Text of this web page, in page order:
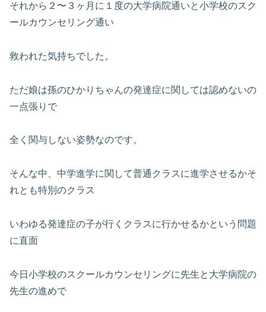
それから２〜３ヶ月に１度の大学病院通いと小学校のスク
ールカウンセリング通い
救われた気持ちでした。
ただ娘は孫のひかりちゃんの発達症に関しては認めないの
一点張りで
全く関与しない姿勢なのです。
そんな中、中学進学に関して普通クラスに進学させるかそ
れとも特別のクラス
いわゆる発達症の子が行くクラスに行かせるかという問題
に直面
今日小学校のスクールカウンセリングに先生と大学病院の
先生の進めで